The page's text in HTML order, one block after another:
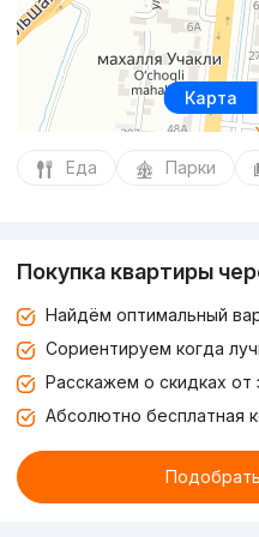
Карта
Еда Парки
Покупка квартиры
Найдём оптимальный
Сориентируем когда
Расскажем о скидках от
Абсолютно бесплатная